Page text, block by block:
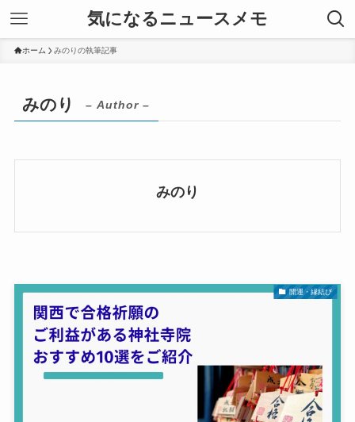
気になるニュースメモ
ホーム みのりの執筆記事
みのり – Author –
みのり
開運・縁結び